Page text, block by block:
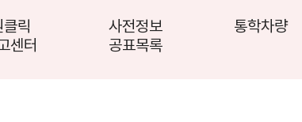
클릭
센터
사전정보
공표목록
통학차량